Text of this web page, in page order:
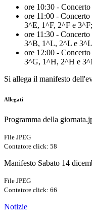
ore 10:30 -
ore 11:00 -
3^E, 1^F, 2^F e 3^F;
ore 11:30 -
3^B, 1^L, 2^L e
ore 12:00 -
3^G, 1^H, 2^H e
Si allega il manifesto
Allegati
Programma della
File JPEG
Contatore click: 58
Manifesto Sabato 14
File JPEG
Contatore click: 66
Notizie